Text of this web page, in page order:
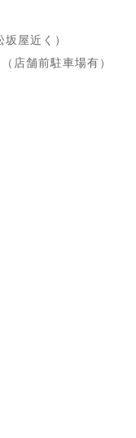
屋近く）
店舗前駐車場有）